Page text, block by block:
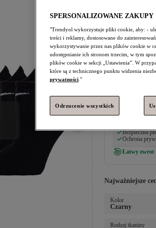
(z VAT)
Szacowana data
Rodzaj dostawy
Bezpieczna
Ochrona
Łatwy zwrot
Najważniejsze
Kolor
Czarny
Rodzaj tkaniny
SPERSONALIZOWANE ZAKUPY
"Trendyol wykorzystuje pliki cookie, aby: -
treści i reklamy, dostosowane do
wykorzystywanie przez nas plików cookie w
udostępnianie ich stronom trzecim, w tym
plików cookie w sekcji „Ustawienia”. W
które są z technicznego punktu widzenia
prywatności ."
Odrzucenie wszystkich